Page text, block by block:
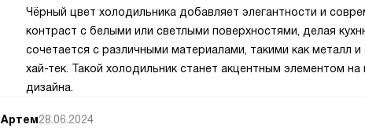
Чёрный цвет холодильника добавляет элегантности и
контраст с белыми или светлыми поверхностями, делая
сочетается с различными материалами, такими как металл
хай-тек. Такой холодильник станет акцентным элементом
дизайна.
Артем28.06.2024